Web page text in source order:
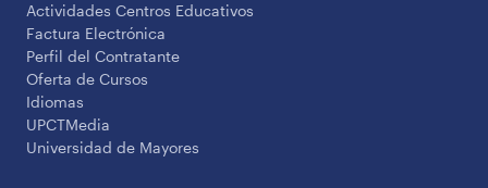
Actividades Centros Educativos
Factura Electrónica
Perfil del Contratante
Oferta de Cursos
Idiomas
UPCTMedia
Universidad de Mayores